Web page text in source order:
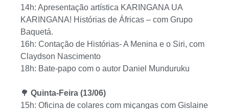
14h: Apresentação artística KARINGANA UA
KARINGANA! Histórias de Áfricas – com Grupo
Baquetá.
16h: Contação de Histórias- A Menina e o Siri, com
Claydson Nascimento
18h: Bate-papo com o autor Daniel Munduruku
🌳 Quinta-Feira (13/06)
15h: Oficina de colares com miçangas com Gislaine